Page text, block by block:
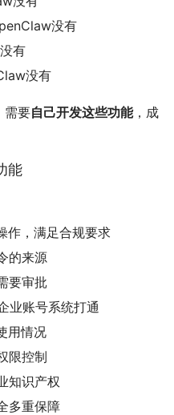
没有
有
没有
需要自己开发这些功能，成
能
作，满足合规要求
的来源
要审批
业账号系统打通
用情况
限控制
知识产权
多重保障